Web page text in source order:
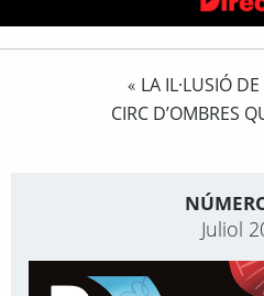
« LA IL·LUSIÓ
CIRC D’OMBRES
Juliol